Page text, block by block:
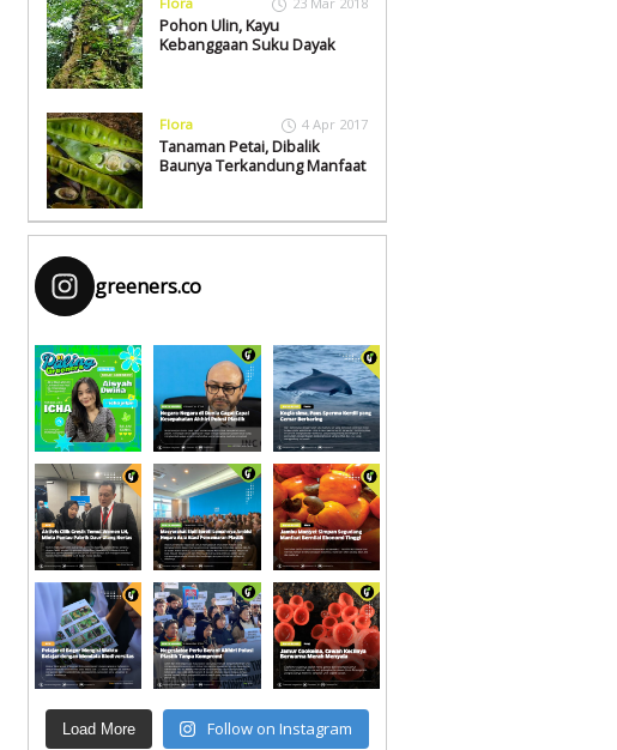
Pohon Ulin, Kayu
Kebanggaan Suku Dayak
Flora 4 Apr 2017
Tanaman Petai, Dibalik
Baunya Terkandung Manfaat
greeners.co
Load More Follow on Instagram